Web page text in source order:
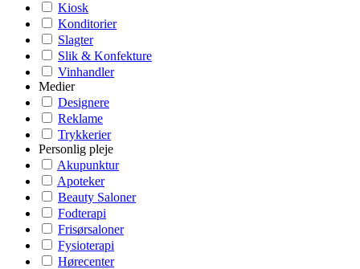
Kiosk
Konditorier
Slagter
Slik & Konfekture
Vinhandler
Medier
Designere
Reklame
Trykkerier
Personlig pleje
Akupunktur
Apoteker
Beauty Saloner
Fodterapi
Frisørsaloner
Fysioterapi
Hørecenter